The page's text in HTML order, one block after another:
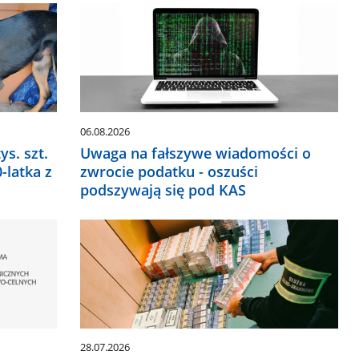
szt.
latka z
06.08.2026
Uwaga na fałszywe wiadomości o
zwrocie podatku - oszuści
podszywają się pod KAS
28.07.2026